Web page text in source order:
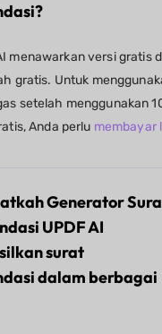
menawarkan versi gratis
gratis. Untuk
setelah menggunakan
Anda perlu membayar
Generator
UPDF AI
surat
dalam berbagai